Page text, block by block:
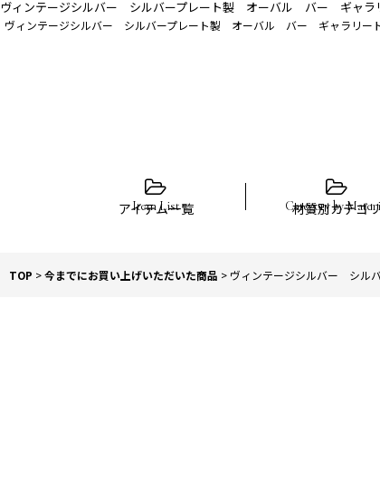
ヴィンテージシルバー シルバープレート製 オーバル バー ギャラ
ヴィンテージシルバー シルバープレート製 オーバル バー ギャラリー
アイテム一覧 材質別カテゴリ
TOP >今までにお買い上げいただいた商品 > ヴィンテージシルバー シル